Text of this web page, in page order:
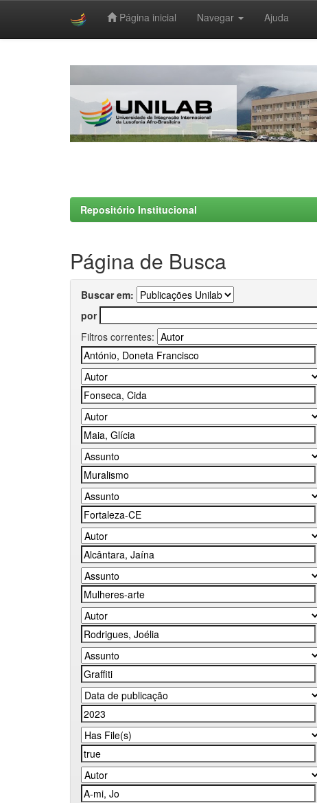
Página inicial Navegar Ajuda
Repositório Institucional
Página de Busca
Buscar em:
por
Filtros correntes: